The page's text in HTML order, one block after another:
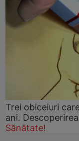
Trei obiceiuri
ani.
Sănătate!